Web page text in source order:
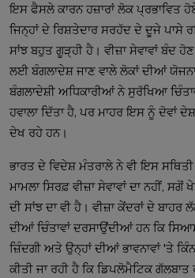
ਇਸ ਫੈਸਲੇ ਕਾਰਨ ਹਜ਼ਾਰਾਂ ਲੋਕ ਪ੍ਰਭਾਵਿਤ
ਜਿਨ੍ਹਾਂ ਦੇ ਰਿਸ਼ਤੇਦਾਰ ਸਰਹੱਦ ਦੇ ਦੂਜੇ ਪਾਸੇ
ਸਾਂਝ ਬਹੁਤ ਗੂੜ੍ਹੀ ਹੈ। ਵੀਜ਼ਾ ਸੇਵਾਵਾਂ ਬੰਦ
ਲਈ ਬੰਗਲਾਦੇਸ਼ ਜਾਣ ਵਾਲੇ ਲੋਕਾਂ ਦੀਆਂ
ਬੰਗਲਾਦੇਸ਼ੀ ਅਧਿਕਾਰੀਆਂ ਨੇ ਸੁਰੱਖਿਆ
ਹਵਾਲਾ ਦਿੱਤਾ ਹੈ, ਪਰ ਮਾਹਰ ਇਸ ਨੂੰ ਦੋਵਾਂ
ਦੇਖ ਰਹੇ ਹਨ।
ਭਾਰਤ ਦੇ ਵਿਦੇਸ਼ ਮੰਤਰਾਲੇ ਨੇ ਵੀ ਇਸ
ਮਾਮਲਾ ਸਿਰਫ਼ ਵੀਜ਼ਾ ਸੇਵਾਵਾਂ ਦਾ ਨਹੀਂ,
ਦੀ ਸਾਂਝ ਦਾ ਵੀ ਹੈ। ਵੀਜ਼ਾ ਕੇਂਦਰਾਂ ਦੇ
ਦੀਆਂ ਚਿੰਤਾਵਾਂ ਦਰਸਾਉਂਦੀਆਂ ਹਨ ਕਿ
ਜ਼ਿੰਦਗੀ ਅਤੇ ਉਨ੍ਹਾਂ ਦੀਆਂ ਭਾਵਨਾਵਾਂ 'ਤੇ
ਕੀਤੀ ਜਾ ਰਹੀ ਹੈ ਕਿ ਡਿਪਲੋਮੈਟਿਕ